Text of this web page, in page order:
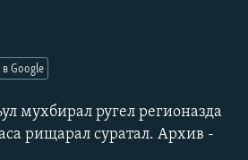
мухбирал ругел регионазда
рищарал суратал. Архив -
Google